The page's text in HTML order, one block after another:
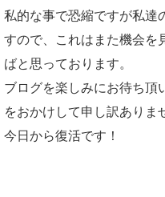
私的な事で恐縮ですが私達
すので、これはまた機会を
ばと思っております。
ブログを楽しみにお待ち
をおかけして申し訳ありま
今日から復活です！